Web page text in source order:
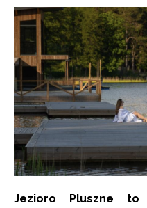
Jezioro Pluszne